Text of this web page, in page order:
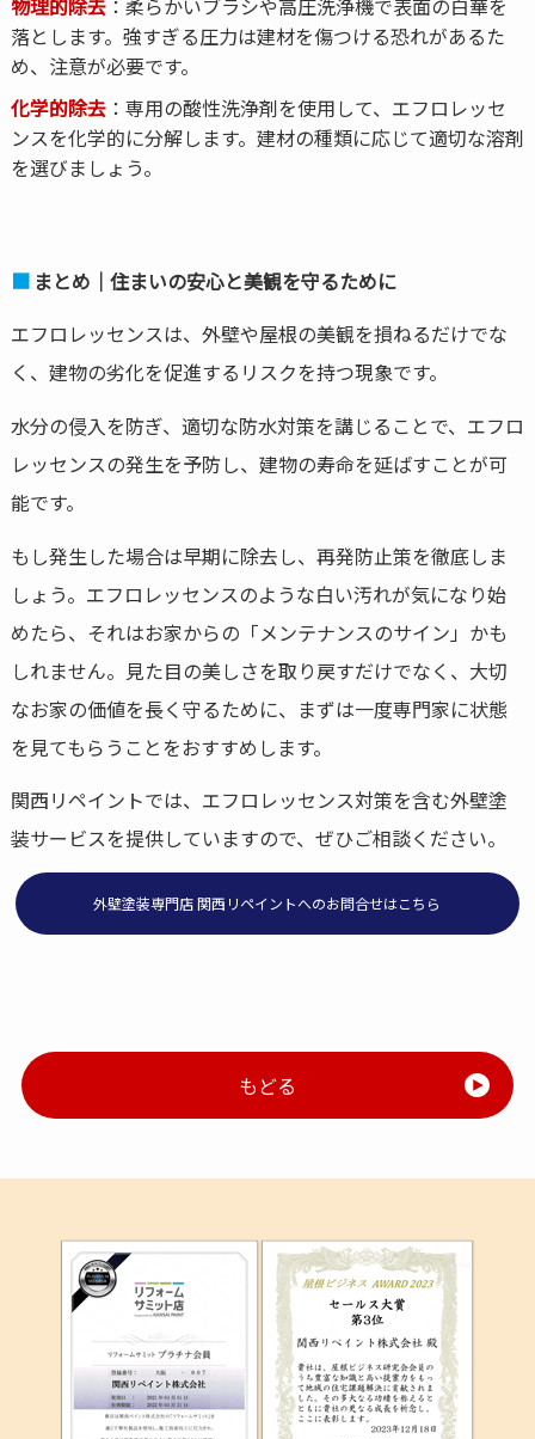
物理的除去：柔らかいブラシや高圧洗浄機で表面の白華を
落とします。強すぎる圧力は建材を傷つける恐れがあるた
め、注意が必要です。
化学的除去：専用の酸性洗浄剤を使用して、エフロレッセ
ンスを化学的に分解します。建材の種類に応じて適切な溶剤
を選びましょう。
まとめ ｜住まいの安心と美観を守るために
エフロレッセンスは、外壁や屋根の美観を損ねるだけでな
く、 建物の劣化を促進するリスクを持つ現象です。
水分の侵入を防ぎ、適切な防水対策を講じることで、エフロ
レッセンスの発生を予防し、建物の寿命を延ばすことが可
能です。
もし発生した場合は早期に除去し、再発防止策を徹底しま
しょう。エフロレッセンスのような白い汚れが気になり始
めたら、それはお家からの「メンテナンスのサイン」かも
しれません。見た目の美しさを取り戻すだけでなく、大切
なお家の価値を長く守るために、まずは一度専門家に状態
を見てもらうことをおすすめします。
関西リペイントでは、エフロレッセンス対策を含む外壁塗
装サービスを提供していますので、ぜひご相談ください。
外壁塗装専門店 関西リペイントへのお問合せはこちら
もどる